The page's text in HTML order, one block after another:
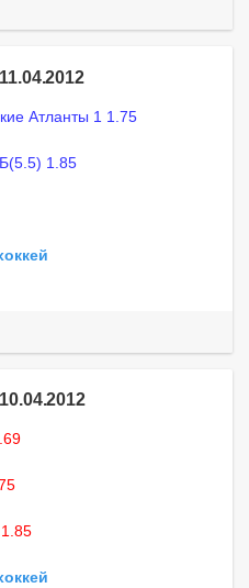
Атланты 1 1.75
1.85